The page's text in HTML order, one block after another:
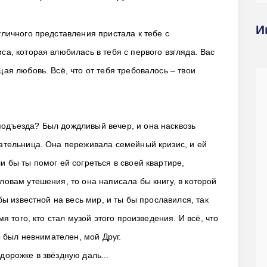
представления пристала к тебе с
которая влюбилась в тебя с первого взгляда. Вас
любовь. Всё, что от тебя требовалось – твои
Был дождливый вечер, и она насквозь
Она переживала семейный кризис, и ей
ты помог ей согреться в своей квартире,
утешения, то она написала бы книгу, в которой
известной на весь мир, и ты бы прославился, так
того, кто стал музой этого произведения. И всё, что
был невнимателен, мой Друг.
в звёздную даль...